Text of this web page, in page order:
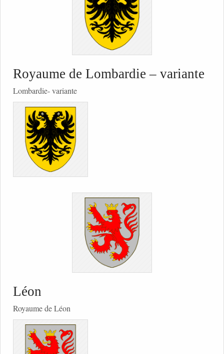
Royaume de Lombardie – variante
Lombardie- variante
Léon
Royaume de Léon